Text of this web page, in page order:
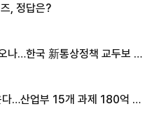
, 정답은?
나…한국 新통상정책 교두보 활
다…산업부 15개 과제 180억 지